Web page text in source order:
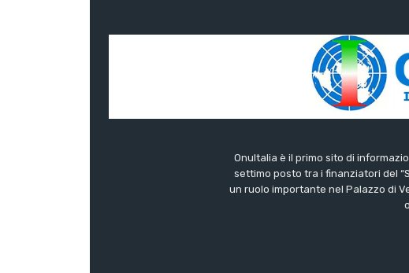
OnuItalia è il primo sito di
settimo posto tra i finanziatori del
un ruolo importante nel Palazzo di